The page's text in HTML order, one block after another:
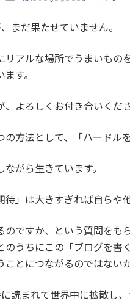
まだ果たせていません。
リアルな場所でうまいもの
す。
よろしくお付き合いくださ
方法として、「ハードル
がら生きています。
待」は大きすぎれば自らや
のですか、という質問を
のうちにこの「ブログを
ことにつながるのではない
読まれて世界中に拡散し